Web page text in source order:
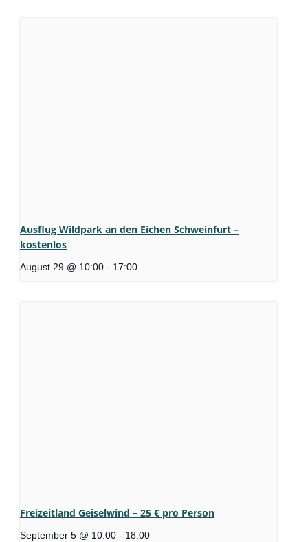
Ausflug Wildpark an den Eichen Schweinfurt –
kostenlos
August 29 @ 10:00 - 17:00
Freizeitland Geiselwind – 25 € pro Person
September 5 @ 10:00 - 18:00